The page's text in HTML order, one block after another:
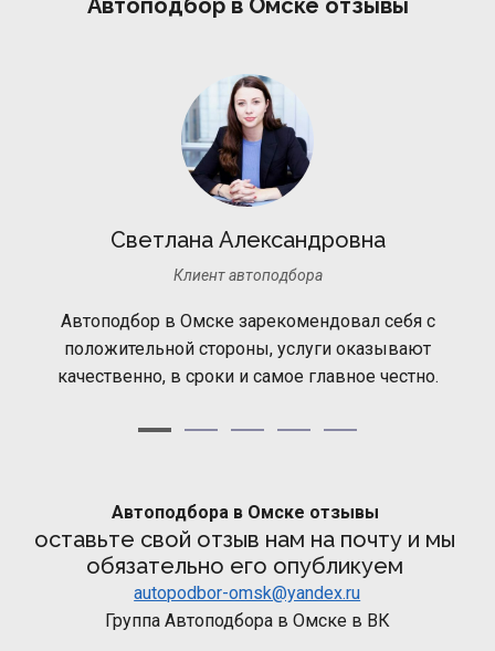
Автоподбор в Омске отзывы
Светлана Александровна
Клиент автоподбора
Автоподбор в Омске зарекомендовал себя с
положительной стороны, услуги оказывают
качественно, в сроки и самое главное честно.
Автоподбора в Омске отзывы
оставьте свой отзыв нам на почту и мы
обязательно его опубликуем
autopodbor-omsk@yandex.ru
Группа Автоподбора в Омске в ВК